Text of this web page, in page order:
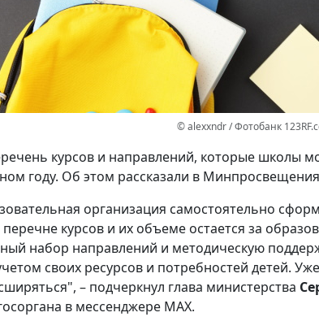
© alexxndr / Фотобанк
курсов и направлений, которые школы
году. Об этом рассказали в
организация самостоятельно
курсов и их объеме остается за
набор направлений и методическую
своих ресурсов и потребностей детей.
– подчеркнул глава министерства
в мессенджере МАХ.